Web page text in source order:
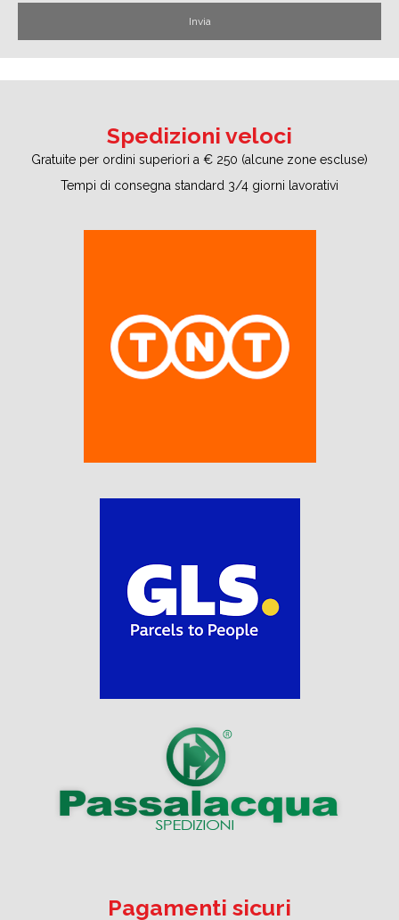
Spedizioni veloci
Gratuite per ordini superiori a € 250 (alcune zone escluse)
Tempi di consegna standard 3/4 giorni lavorativi
Pagamenti sicuri